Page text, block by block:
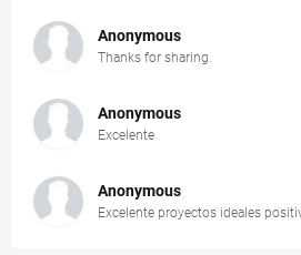
Anonymous
Thanks for sharing.
Anonymous
Excelente
Anonymous
Excelente proyectos ideales